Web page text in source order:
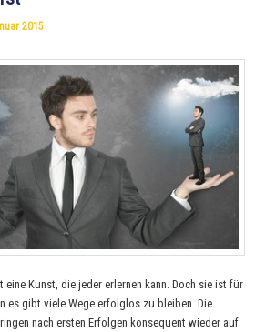
2015
eine Kunst, die jeder erlernen kann. Doch sie ist für
es gibt viele Wege erfolglos zu bleiben. Die
nach ersten Erfolgen konsequent wieder auf